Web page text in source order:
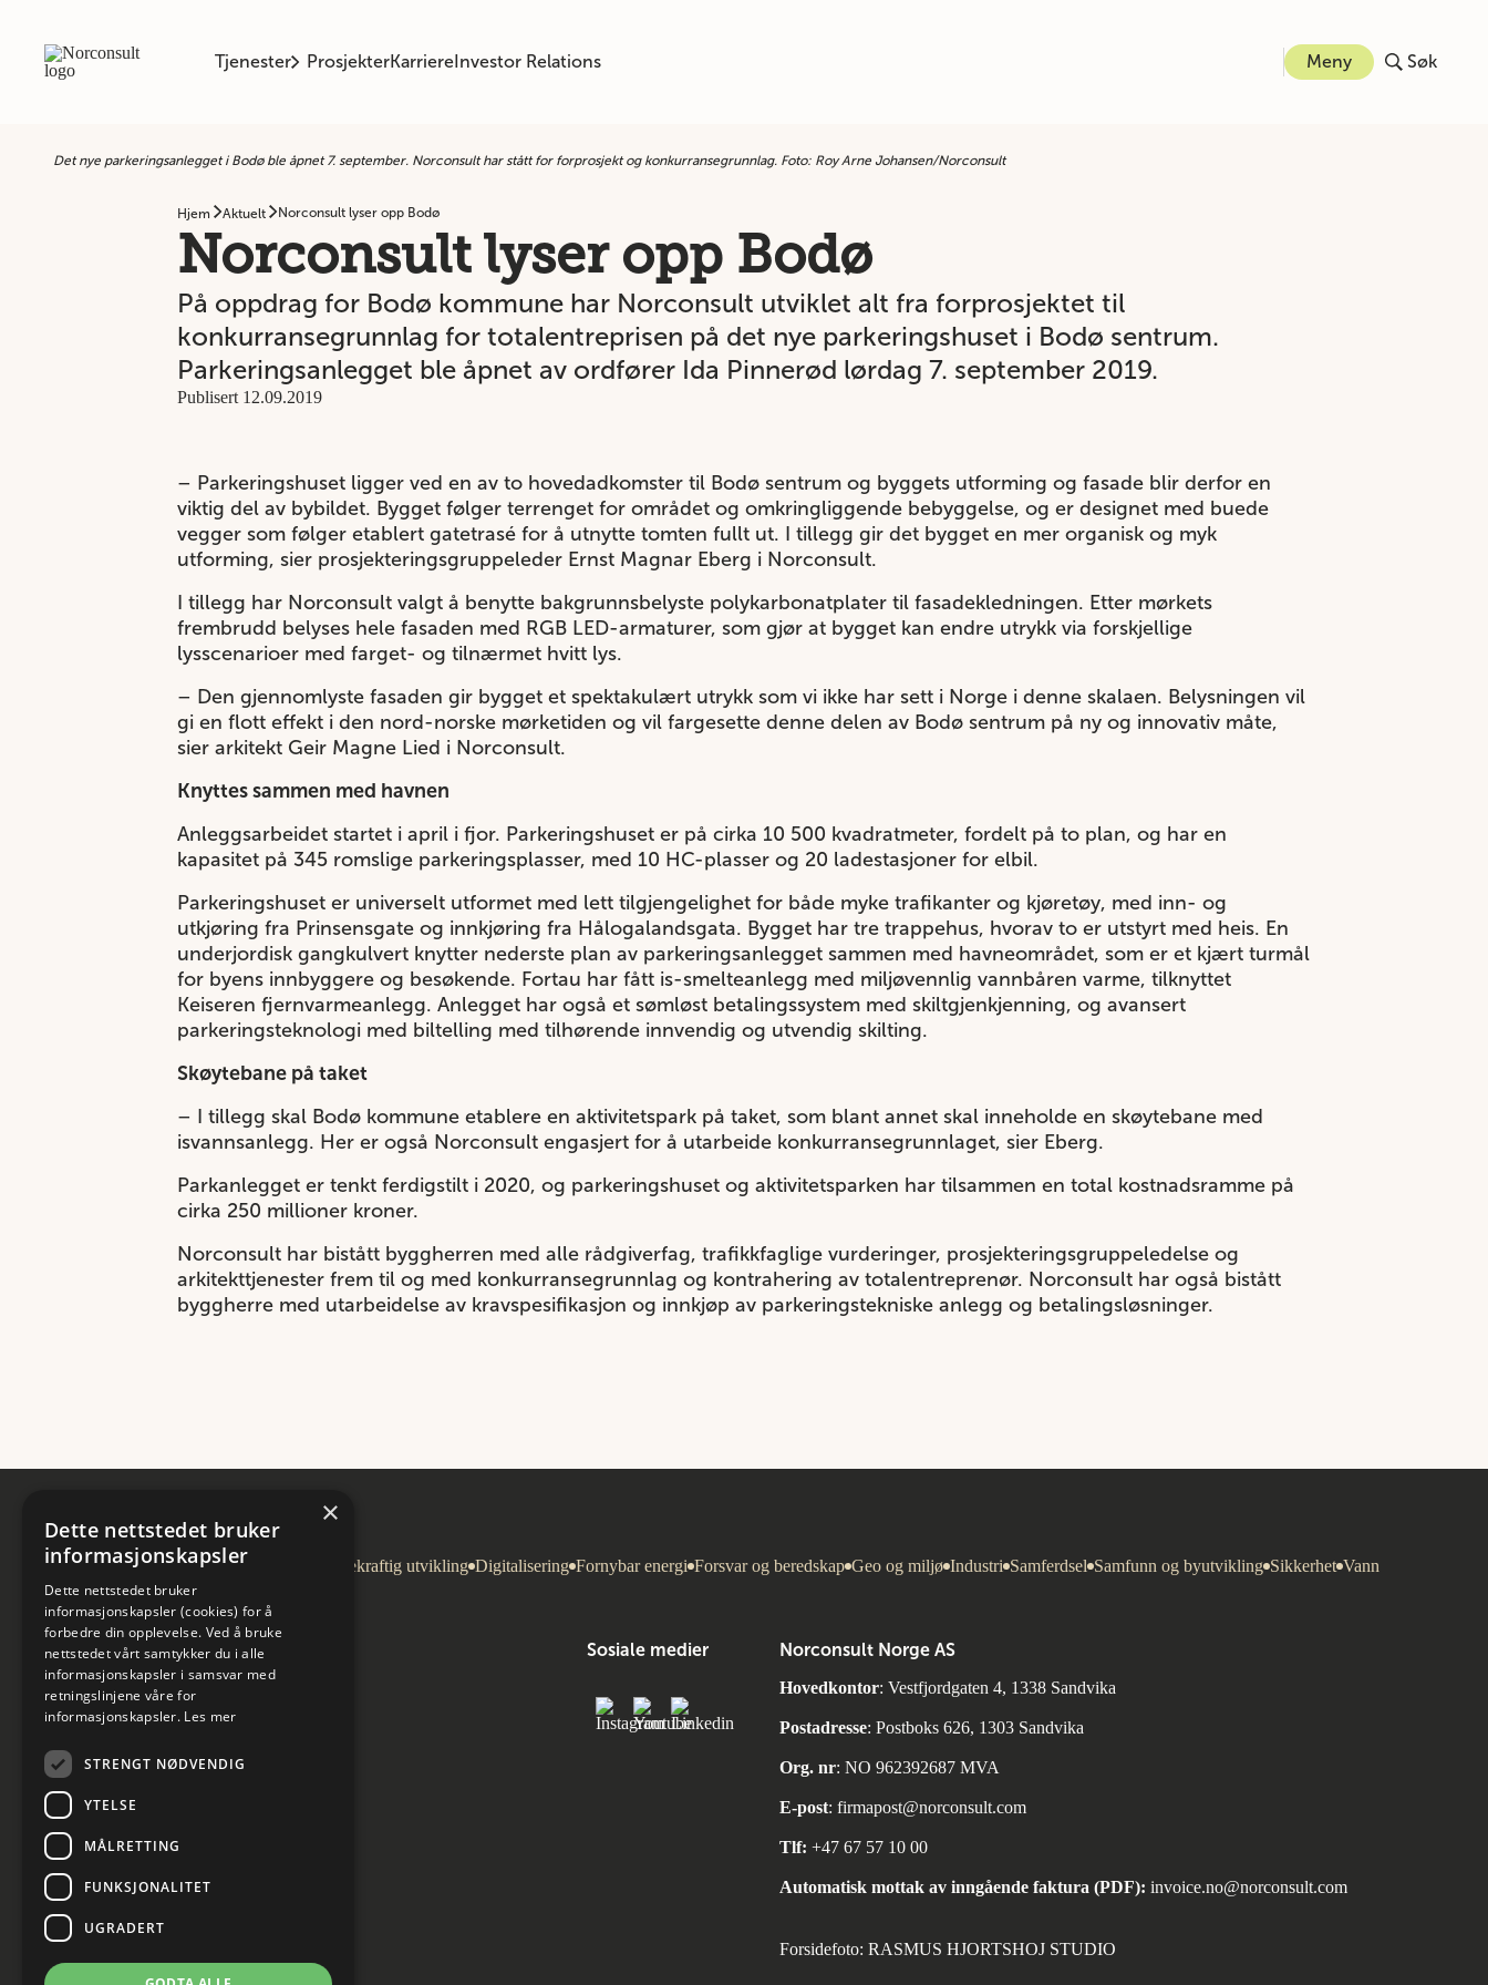
Tjenester ProsjekterKarriereInvestor Relations Meny Søk
Det nye parkeringsanlegget i Bodø ble åpnet 7. september. Norconsult har stått for forprosjekt og konkurransegrunnlag. Foto: Roy Arne Johansen/Norconsult
Hjem Aktuelt Norconsult lyser opp Bodø
Norconsult lyser opp Bodø
På oppdrag for Bodø kommune har Norconsult utviklet alt fra forprosjektet til
konkurransegrunnlag for totalentreprisen på det nye parkeringshuset i Bodø sentrum.
Parkeringsanlegget ble åpnet av ordfører Ida Pinnerød lørdag 7. september 2019.
Publisert 12.09.2019
– Parkeringshuset ligger ved en av to hovedadkomster til Bodø sentrum og byggets utforming og fasade blir derfor en
viktig del av bybildet. Bygget følger terrenget for området og omkringliggende bebyggelse, og er designet med buede
vegger som følger etablert gatetrasé for å utnytte tomten fullt ut. I tillegg gir det bygget en mer organisk og myk
utforming, sier prosjekteringsgruppeleder Ernst Magnar Eberg i Norconsult.
I tillegg har Norconsult valgt å benytte bakgrunnsbelyste polykarbonatplater til fasadekledningen. Etter mørkets
frembrudd belyses hele fasaden med RGB LED-armaturer, som gjør at bygget kan endre utrykk via forskjellige
lysscenarioer med farget- og tilnærmet hvitt lys.
– Den gjennomlyste fasaden gir bygget et spektakulært utrykk som vi ikke har sett i Norge i denne skalaen. Belysningen vil
gi en flott effekt i den nord-norske mørketiden og vil fargesette denne delen av Bodø sentrum på ny og innovativ måte,
sier arkitekt Geir Magne Lied i Norconsult.
Knyttes sammen med havnen
Anleggsarbeidet startet i april i fjor. Parkeringshuset er på cirka 10 500 kvadratmeter, fordelt på to plan, og har en
kapasitet på 345 romslige parkeringsplasser, med 10 HC-plasser og 20 ladestasjoner for elbil.
Parkeringshuset er universelt utformet med lett tilgjengelighet for både myke trafikanter og kjøretøy, med inn- og
utkjøring fra Prinsensgate og innkjøring fra Hålogalandsgata. Bygget har tre trappehus, hvorav to er utstyrt med heis. En
underjordisk gangkulvert knytter nederste plan av parkeringsanlegget sammen med havneområdet, som er et kjært turmål
for byens innbyggere og besøkende. Fortau har fått is-smelteanlegg med miljøvennlig vannbåren varme, tilknyttet
Keiseren fjernvarmeanlegg. Anlegget har også et sømløst betalingssystem med skiltgjenkjenning, og avansert
parkeringsteknologi med biltelling med tilhørende innvendig og utvendig skilting.
Skøytebane på taket
– I tillegg skal Bodø kommune etablere en aktivitetspark på taket, som blant annet skal inneholde en skøytebane med
isvannsanlegg. Her er også Norconsult engasjert for å utarbeide konkurransegrunnlaget, sier Eberg.
Parkanlegget er tenkt ferdigstilt i 2020, og parkeringshuset og aktivitetsparken har tilsammen en total kostnadsramme på
cirka 250 millioner kroner.
Norconsult har bistått byggherren med alle rådgiverfag, trafikkfaglige vurderinger, prosjekteringsgruppeledelse og
arkitekttjenester frem til og med konkurransegrunnlag og kontrahering av totalentreprenør. Norconsult har også bistått
byggherre med utarbeidelse av kravspesifikasjon og innkjøp av parkeringstekniske anlegg og betalingsløsninger.
Arkitektur Bygg og eiendom Bærekraftig utvikling Digitalisering Fornybar energi Forsvar og beredskap Geo og miljø Industri Samferdsel Samfunn og byutvikling Sikkerhet Vann
Sosiale medier Norconsult Norge AS
Hovedkontor: Vestfjordgaten 4, 1338 Sandvika
Postadresse: Postboks 626, 1303 Sandvika
Org. nr: NO 962392687 MVA
E-post: firmapost@norconsult.com
Tlf: +47 67 57 10 00
Automatisk mottak av inngående faktura (PDF): invoice.no@norconsult.com
Forsidefoto: RASMUS HJORTSHOJ STUDIO
×
Dette nettstedet bruker
informasjonskapsler
Dette nettstedet bruker
informasjonskapsler (cookies) for å
forbedre din opplevelse. Ved å bruke
nettstedet vårt samtykker du i alle
informasjonskapsler i samsvar med
retningslinjene våre for
informasjonskapsler. Les mer
STRENGT NØDVENDIG
YTELSE
MÅLRETTING
FUNKSJONALITET
UGRADERT